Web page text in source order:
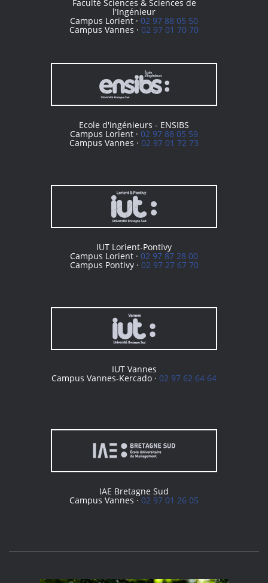
Faculté Sciences & Sciences de
l'Ingénieur
Campus Lorient · 02 97 88 05 50
Campus Vannes · 02 97 01 70 70
Ecole d'ingénieurs - ENSIBS
Campus Lorient · 02 97 88 05 59
Campus Vannes · 02 97 01 72 73
IUT Lorient-Pontivy
Campus Lorient · 02 97 87 28 00
Campus Pontivy · 02 97 27 67 70
IUT Vannes
Campus Vannes-Kercado · 02 97 62 64 64
IAE Bretagne Sud
Campus Vannes ·02 97 01 26 05